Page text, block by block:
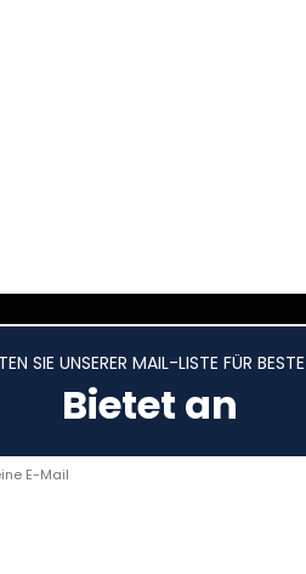
SIE UNSERER MAIL-LISTE FÜR
Bietet an